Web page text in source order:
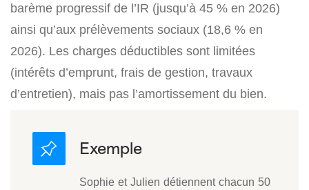
barème progressif de l’IR (jusqu’à 45 % en 2026)
ainsi qu’aux prélèvements sociaux (18,6 % en
2026). Les charges déductibles sont limitées
(intérêts d’emprunt, frais de gestion, travaux
d’entretien), mais pas l’amortissement du bien.
Sophie et Julien détiennent chacun 50